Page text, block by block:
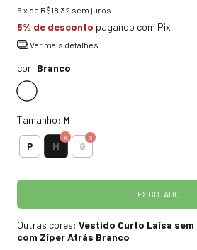
6 x de R$18,32 sem juros
5% de desconto pagando com Pix
Ver mais detalhes
cor: Branco
Tamanho: M
P M G
Outras cores: Vestido Curto Laísa sem
com Zíper Atrás Branco